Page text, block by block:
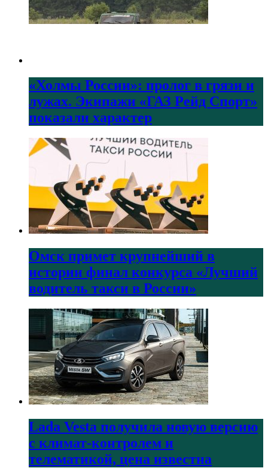
«Холмы России»: пролог в грязи и
лужах. Экипажи «ГАЗ Рейд Спорт»
показали характер
Омск примет крупнейший в
истории финал конкурса «Лучший
водитель такси в России»
Lada Vesta получила новую версию
с климат-контролем и
телематикой, цена известна